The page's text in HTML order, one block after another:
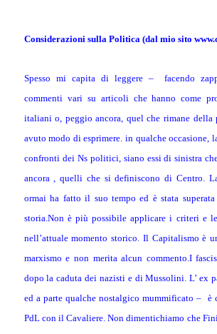
Considerazioni sulla Politica (dal mio sito
Spesso mi capita di leggere –
facendo
commenti vari su articoli che hanno come
italiani o, peggio ancora, quel che rimane
avuto modo di esprimere. in qualche occasione,
confronti dei Ns politici, siano essi di sinistra
ancora , quelli che si definiscono di Centro.
ormai ha fatto il suo tempo ed è stata
storia.Non è più possibile applicare i criteri e
nell’attuale momento storico. Il Capitalismo è
marxismo e non merita alcun commento.I
dopo la caduta dei nazisti e di Mussolini. L’ ex
ed a parte qualche nostalgico mummificato – è
PdL con il Cavaliere. Non dimentichiamo che